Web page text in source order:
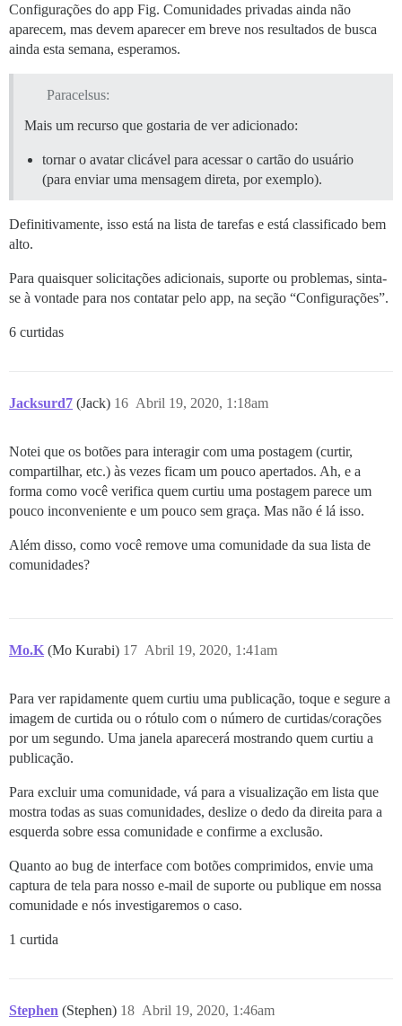
Configurações do app Fig. Comunidades privadas ainda não
aparecem, mas devem aparecer em breve nos resultados de busca
ainda esta semana, esperamos.
Paracelsus:
Mais um recurso que gostaria de ver adicionado:
tornar o avatar clicável para acessar o cartão do usuário
(para enviar uma mensagem direta, por exemplo).
Definitivamente, isso está na lista de tarefas e está classificado bem
alto.
Para quaisquer solicitações adicionais, suporte ou problemas, sinta-
se à vontade para nos contatar pelo app, na seção “Configurações”.
6 curtidas
Jacksurd7 (Jack) Abril 19, 2020, 1:18am
16
Notei que os botões para interagir com uma postagem (curtir,
compartilhar, etc.) às vezes ficam um pouco apertados. Ah, e a
forma como você verifica quem curtiu uma postagem parece um
pouco inconveniente e um pouco sem graça. Mas não é lá isso.
Além disso, como você remove uma comunidade da sua lista de
comunidades?
Mo.K (Mo Kurabi) Abril 19, 2020, 1:41am
17
Para ver rapidamente quem curtiu uma publicação, toque e segure a
imagem de curtida ou o rótulo com o número de curtidas/corações
por um segundo. Uma janela aparecerá mostrando quem curtiu a
publicação.
Para excluir uma comunidade, vá para a visualização em lista que
mostra todas as suas comunidades, deslize o dedo da direita para a
esquerda sobre essa comunidade e confirme a exclusão.
Quanto ao bug de interface com botões comprimidos, envie uma
captura de tela para nosso e-mail de suporte ou publique em nossa
comunidade e nós investigaremos o caso.
1 curtida
Stephen (Stephen) Abril 19, 2020, 1:46am
18